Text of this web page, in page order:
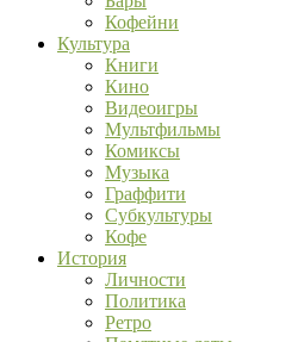
Кофейни
Культура
Книги
Кино
Видеоигры
Мультфильмы
Комиксы
Музыка
Граффити
Субкультуры
Кофе
История
Личности
Политика
Ретро